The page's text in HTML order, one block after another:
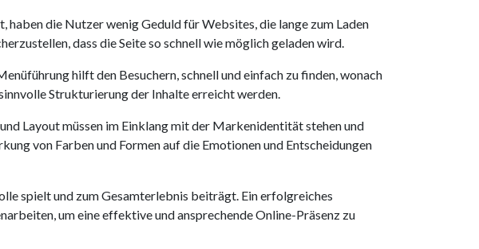
die Nutzer wenig Geduld für Websites, die lange zum Laden
dass die Seite so schnell wie möglich geladen wird.
hilft den Besuchern, schnell und einfach zu finden, wonach
Strukturierung der Inhalte erreicht werden.
Layout müssen im Einklang mit der Markenidentität stehen und
von Farben und Formen auf die Emotionen und Entscheidungen
spielt und zum Gesamterlebnis beiträgt. Ein erfolgreiches
um eine effektive und ansprechende Online-Präsenz zu